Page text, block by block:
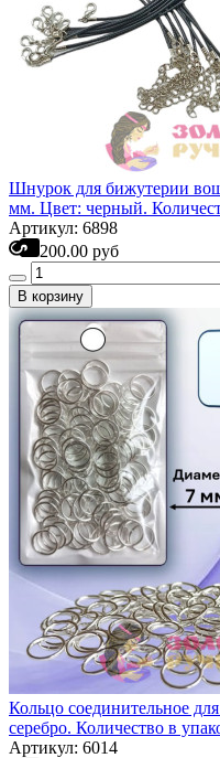
Шнурок для бижутерии
мм. Цвет: черный.
Артикул: 6898
200.00 руб
В корзину
Кольцо соединительное
серебро. Количество в
Артикул: 6014